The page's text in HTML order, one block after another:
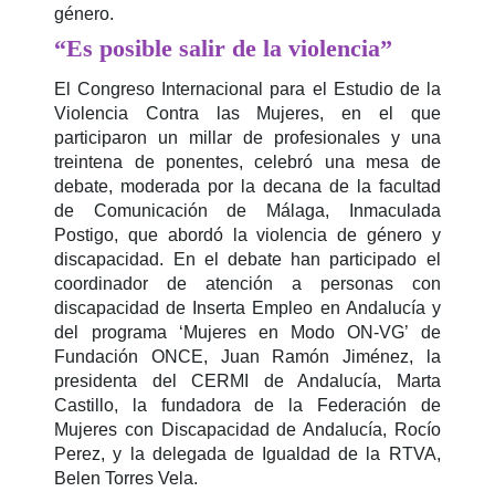
género.
“Es posible salir de la violencia”
El Congreso Internacional para el Estudio de la
Violencia Contra las Mujeres, en el que
participaron un millar de profesionales y una
treintena de ponentes, celebró una mesa de
debate, moderada por la decana de la facultad
de Comunicación de Málaga, Inmaculada
Postigo, que abordó la violencia de género y
discapacidad. En el debate han participado el
coordinador de atención a personas con
discapacidad de Inserta Empleo en Andalucía y
del programa ‘Mujeres en Modo ON-VG’ de
Fundación ONCE, Juan Ramón Jiménez, la
presidenta del CERMI de Andalucía, Marta
Castillo, la fundadora de la Federación de
Mujeres con Discapacidad de Andalucía, Rocío
Perez, y la delegada de Igualdad de la RTVA,
Belen Torres Vela.